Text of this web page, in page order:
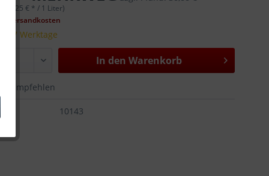
(4,25 € * / 1 Liter)
Versandkosten
5-7 Werktage
In den Warenkorb
Empfehlen
10143